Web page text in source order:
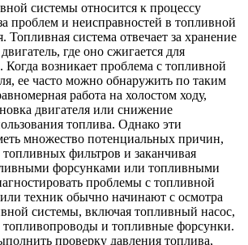
системы относится к процессу
проблем и неисправностей в топливной
Топливная система отвечает за хранение
где оно сжигается для
Когда возникает проблема с топливной
ее часто можно обнаружить по таким
работа на холостом ходу,
двигателя или снижение
топлива. Однако эти
множество потенциальных причин,
топливных фильтров и заканчивая
форсунками или топливными
проблемы с топливной
техник обычно начинают с осмотра
системы, включая топливный насос,
и топливные форсунки.
проверку давления топлива,